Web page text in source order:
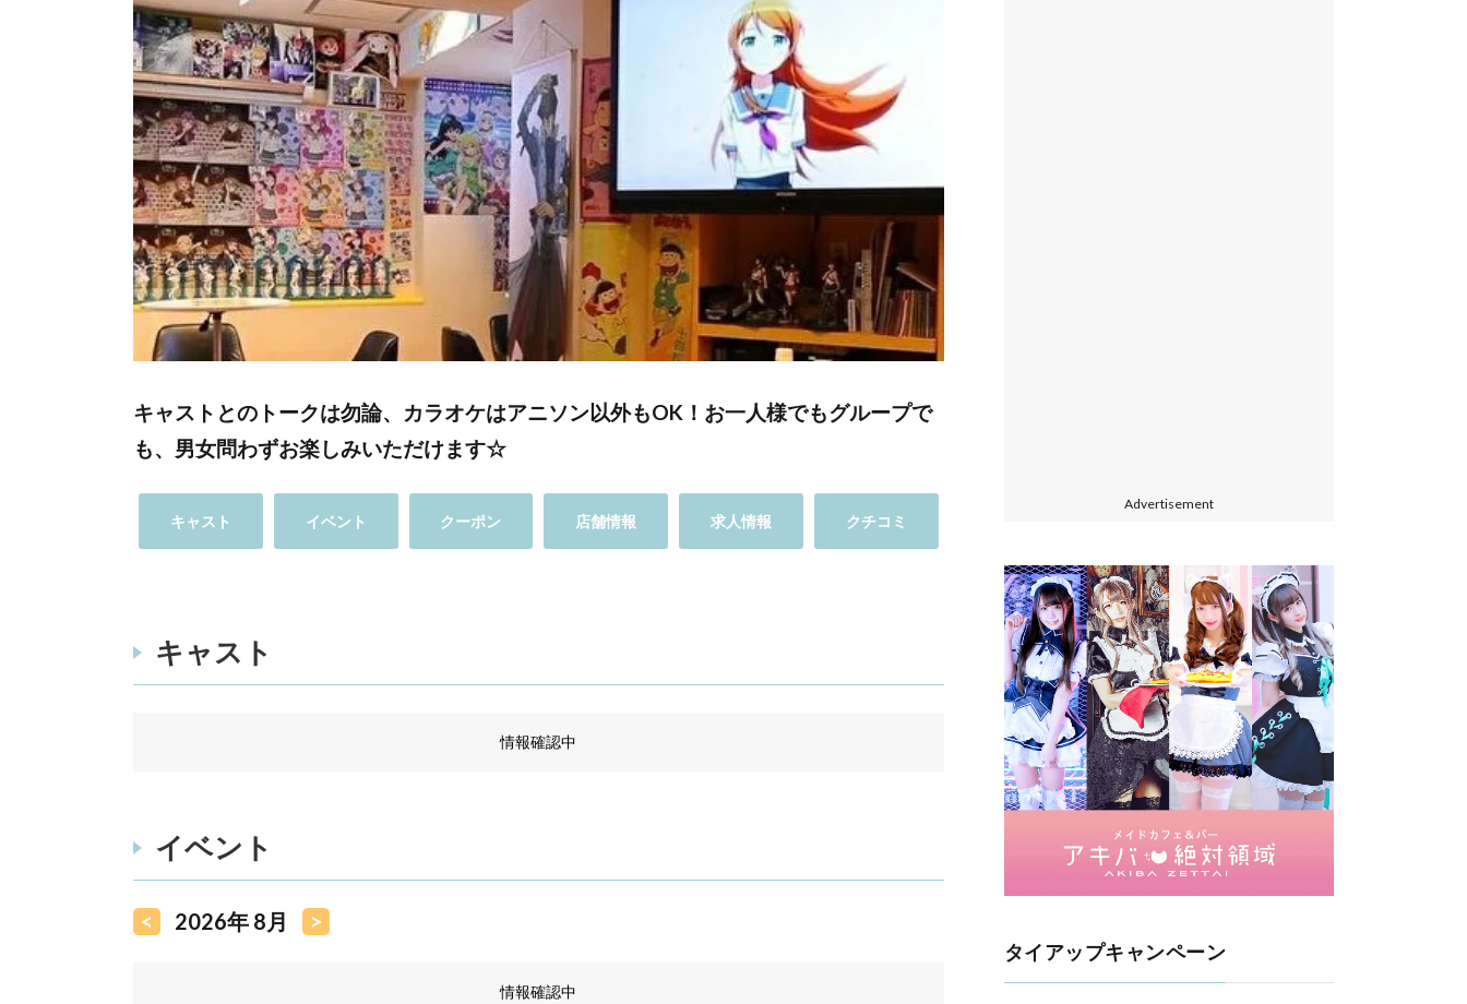
キャストとのトークは勿論、カラオケはアニソン以外もOK！お一人様でもグループで
も、男女問わずお楽しみいただけます☆
キャスト イベント クーポン 店舗情報 求人情報 クチコミ
キャスト
情報確認中
イベント
< 2026年 8月 >
情報確認中
Advertisement
タイアップキャンペーン